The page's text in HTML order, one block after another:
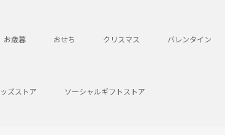
お歳暮 おせち クリスマス バレンタイン
ズストア ソーシャルギフトストア